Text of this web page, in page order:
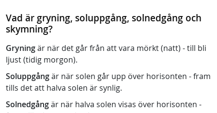
Vad är gryning, soluppgång, solnedgång och
skymning?
Gryningär när det går från att vara mörkt (natt) - till bli
ljust (tidig morgon).
Soluppgångär när solen går upp över horisonten - fram
tills det att halva solen är synlig.
Solnedgångär när halva solen visas över horisonten -